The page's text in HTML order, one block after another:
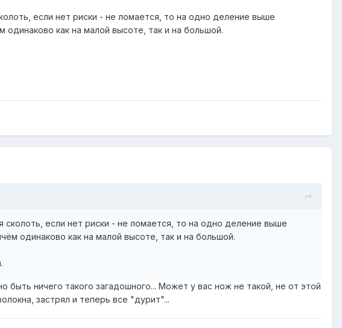
если нет риски - не ломается, то на одно деление выше
как на малой высоте, так и на большой.
сколоть, если нет риски - не ломается, то на одно деление выше
одинаково как на малой высоте, так и на большой.
быть ничего такого загадошного... Может у вас нож не такой, не от этой
застрял и теперь все "дурит"...